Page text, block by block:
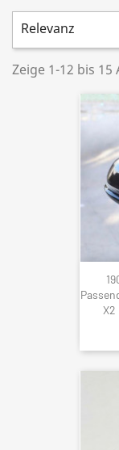
Relevanz
Zeige 1-12 bis 15
X2